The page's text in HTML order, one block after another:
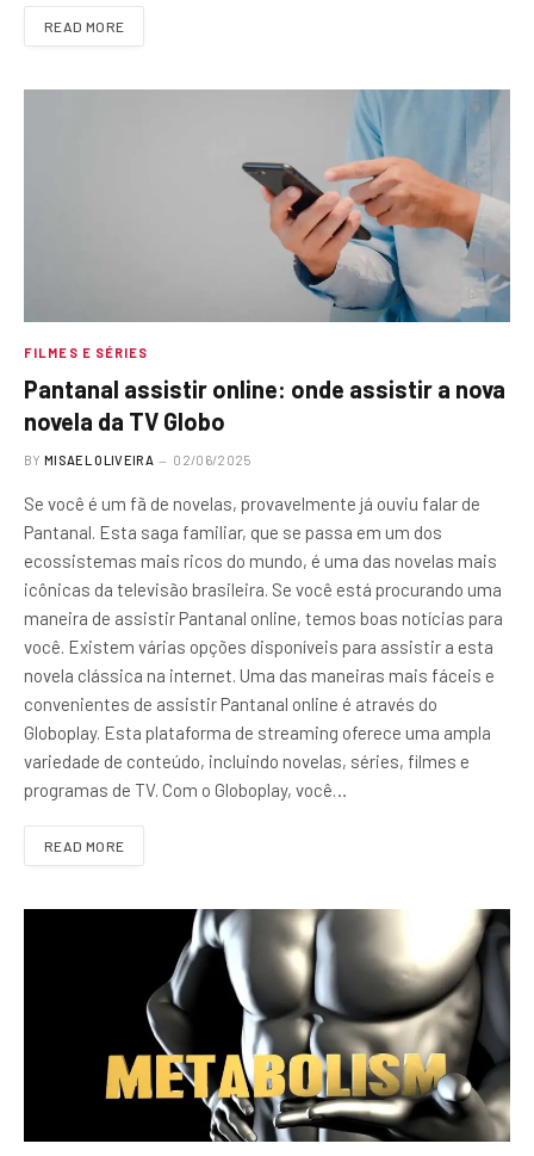
READ MORE
FILMES E SÉRIES
Pantanal assistir online: onde assistir a nova
novela da TV Globo
BY MISAEL OLIVEIRA 02/06/2025
Se você é um fã de novelas, provavelmente já ouviu falar de
Pantanal. Esta saga familiar, que se passa em um dos
ecossistemas mais ricos do mundo, é uma das novelas mais
icônicas da televisão brasileira. Se você está procurando uma
maneira de assistir Pantanal online, temos boas notícias para
você. Existem várias opções disponíveis para assistir a esta
novela clássica na internet. Uma das maneiras mais fáceis e
convenientes de assistir Pantanal online é através do
Globoplay. Esta plataforma de streaming oferece uma ampla
variedade de conteúdo, incluindo novelas, séries, filmes e
programas de TV. Com o Globoplay, você…
READ MORE